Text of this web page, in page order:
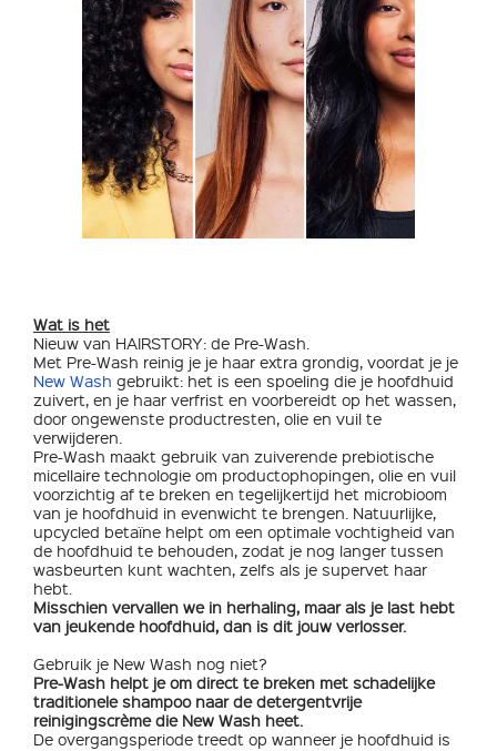
Wat is het
Nieuw van HAIRSTORY: de Pre-Wash.
Met Pre-Wash reinig je je haar extra grondig, voordat je je
New Wash gebruikt: het is een spoeling die je hoofdhuid
zuivert, en je haar verfrist en voorbereidt op het wassen,
door ongewenste productresten, olie en vuil te
verwijderen.
Pre-Wash maakt gebruik van zuiverende prebiotische
micellaire technologie om productophopingen, olie en vuil
voorzichtig af te breken en tegelijkertijd het microbioom
van je hoofdhuid in evenwicht te brengen. Natuurlijke,
upcycled betaïne helpt om een ​​optimale vochtigheid van
de hoofdhuid te behouden, zodat je nog langer tussen
wasbeurten kunt wachten, zelfs als je supervet haar
hebt.
Misschien vervallen we in herhaling, maar als je last hebt
van jeukende hoofdhuid, dan is dit jouw verlosser.
Gebruik je New Wash nog niet?
Pre-Wash helpt je om ​direct te breken met schadelijke
traditionele shampoo naar de detergentvrije
reinigingscrème die New Wash heet.
De overgangsperiode treedt op wanneer je hoofdhuid is